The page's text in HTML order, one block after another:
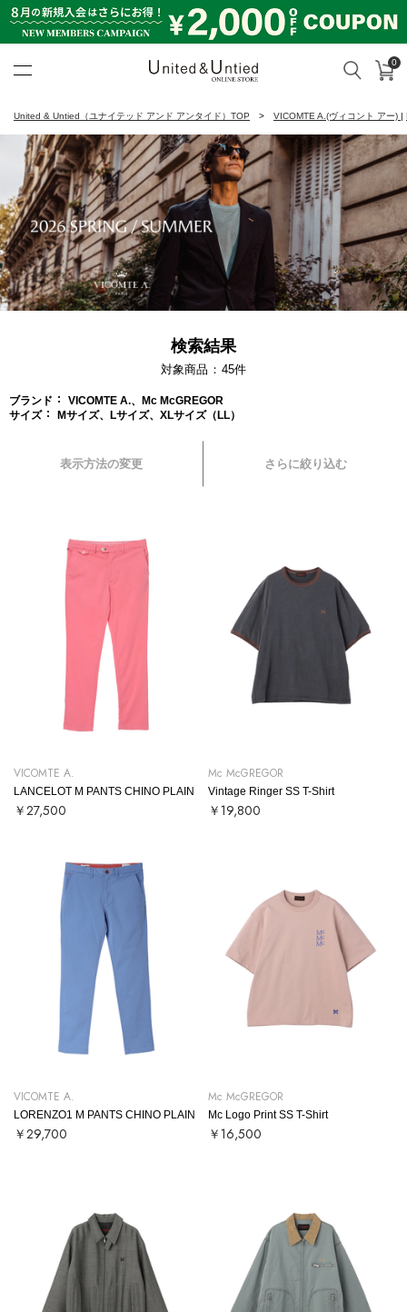
検索 カ
0
United & Untied（ユナイテッド アンド アンタイド）TOP VICOMTE A.(ヴィコント アー) |
検索結果
対象商品 45件
ブランド
VICOMTE A.、Mc McGREGOR
サイズ
Mサイズ、Lサイズ、XLサイズ（LL）
表示方法の変更 さらに絞り込む
VICOMTE A.
LANCELOT M PANTS CHINO PLAIN
￥27,500
Mc McGREGOR
Vintage Ringer SS T-Shirt
￥19,800
VICOMTE A.
LORENZO1 M PANTS CHINO PLAIN
￥29,700
Mc McGREGOR
Mc Logo Print SS T-Shirt
￥16,500